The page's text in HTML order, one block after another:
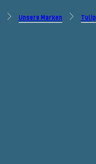
Unsere Marken Tulip